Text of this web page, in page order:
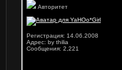
Авторитет
Регистрация: 14.06.2008
Адрес: by thilia
Сообщения: 2,221